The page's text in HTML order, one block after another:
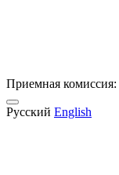
Приемная комиссия:
Русский English